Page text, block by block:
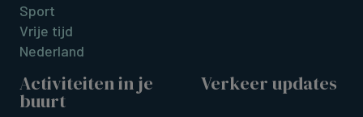
Sport
Vrije tijd
Nederland
Activiteiten in je
buurt
Verkeer updates